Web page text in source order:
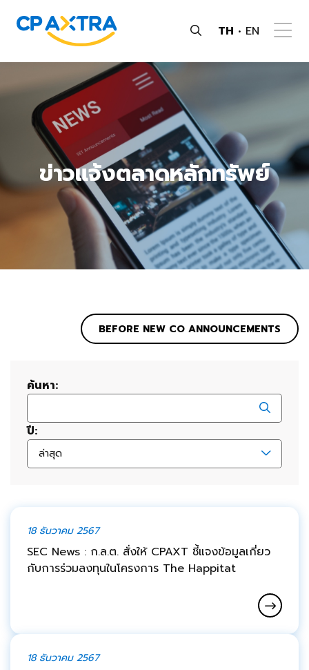
TH EN
ข่าวแจ้งตลาดหลักทรัพย์
BEFORE NEW CO ANNOUNCEMENTS
ค้นหา:
ปี:
ล่าสุด
18 ธันวาคม 2567
SEC News : ก.ล.ต. สั่งให้ CPAXT ชี้แจงข้อมูลเกี่ยว
กับการร่วมลงทุนในโครงการ The Happitat
18 ธันวาคม 2567